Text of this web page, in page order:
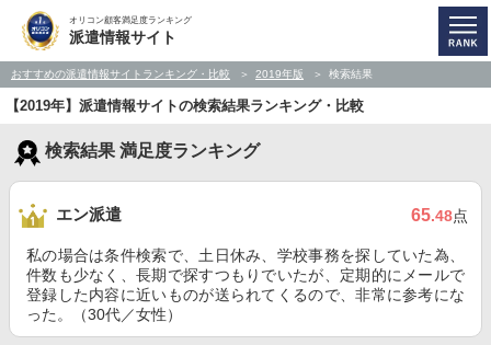
オリコン顧客満足度ランキング
派遣情報サイト
おすすめの派遣情報サイトランキング・比較 2019年版 検索結果
【2019年】派遣情報サイトの検索結果ランキング・比較
検索結果 満足度ランキング
エン派遣 65.48点
私の場合は条件検索で、土日休み、学校事務を探していた為、
件数も少なく、長期で探すつもりでいたが、定期的にメールで
登録した内容に近いものが送られてくるので、非常に参考にな
った。（30代／女性）